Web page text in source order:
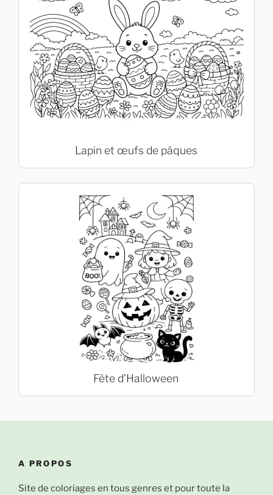
Lapin et œufs de pâques
Fête d’Halloween
A PROPOS
Site de coloriages en tous genres et pour toute la